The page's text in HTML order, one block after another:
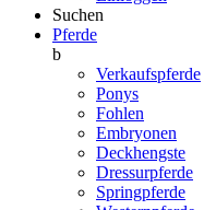
Suchen
Pferde
b
Verkaufspferde
Ponys
Fohlen
Embryonen
Deckhengste
Dressurpferde
Springpferde